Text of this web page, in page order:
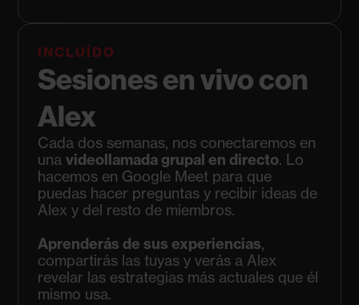
INCLUÍDO
Sesiones en vivo con
Alex
Cada dos semanas, nos conectaremos en
unavideollamada grupal en directo. Lo
hacemos en Google Meet para que
puedas hacer preguntas y recibir ideas de
Alex y del resto de miembros.
Aprenderás de sus experiencias,
compartirás las tuyas y verás a Alex
revelar las estrategias más actuales que él
mismo usa.